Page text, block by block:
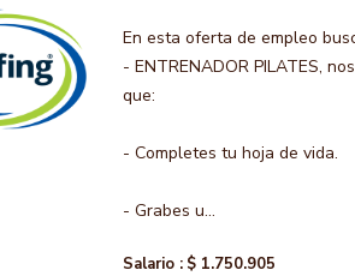
En esta oferta de empleo
- ENTRENADOR PILATES,
que:
- Completes tu hoja de vida.
- Grabes u...
Salario : $ 1.750.905